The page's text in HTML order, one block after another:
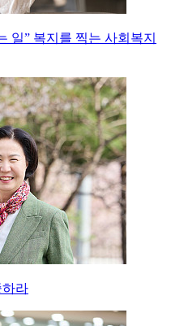
일” 복지를 찍는 사회복지
하라